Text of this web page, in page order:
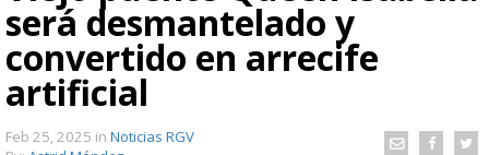
será desmantelado y
convertido en arrecife
artificial
Feb 25, 2025 in Noticias RGV